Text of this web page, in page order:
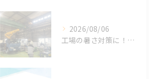
2026/08/06
工場の暑さ対策に！遮熱塗料「アドクールAQUA」施工前の温度測定を設置